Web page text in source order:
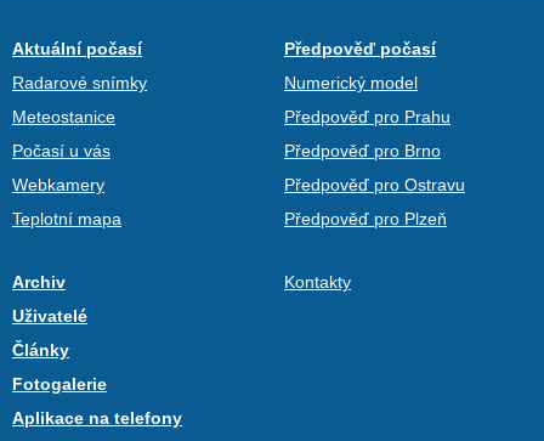
Aktuální počasí
Radarové snímky
Meteostanice
Počasí u vás
Webkamery
Teplotní mapa
Předpověď počasí
Numerický model
Předpověď pro Prahu
Předpověď pro Brno
Předpověď pro Ostravu
Předpověď pro Plzeň
Archiv
Uživatelé
Články
Fotogalerie
Aplikace na telefony
Kontakty